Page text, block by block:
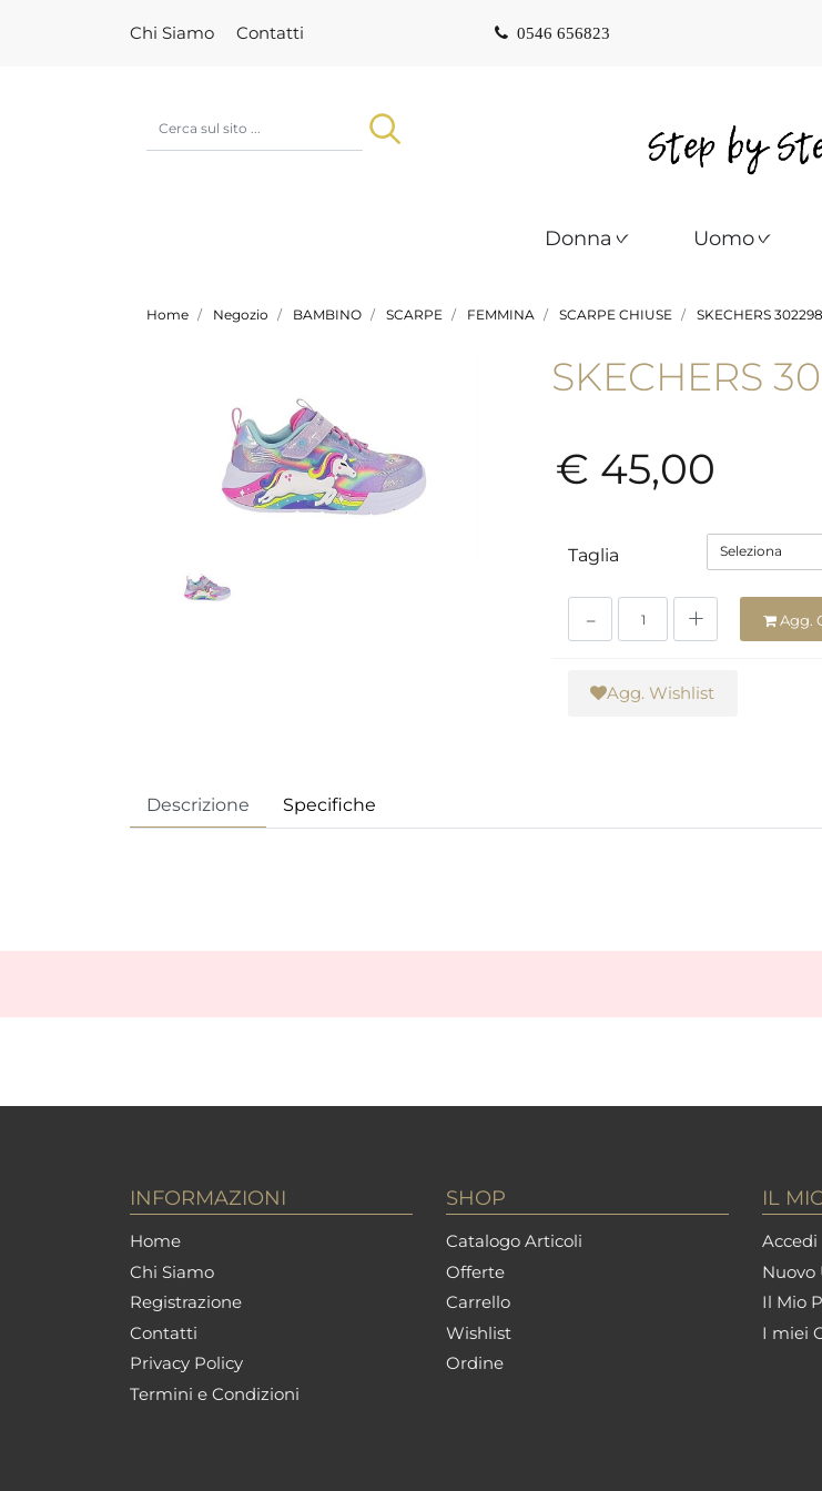
Chi Siamo Contatti 0546 656823
Donna Uomo
Home Negozio BAMBINO SCARPE FEMMINA SCARPE CHIUSE SKECHERS
SKECHERS
€ 45,00
Taglia Seleziona
Agg.
Agg. Wishlist
Descrizione Specifiche
INFORMAZIONI
Home
Chi Siamo
Registrazione
Contatti
Privacy Policy
Termini e Condizioni
SHOP
Catalogo Articoli
Offerte
Carrello
Wishlist
Ordine
IL
Accedi
Nuovo
Il Mio
I miei